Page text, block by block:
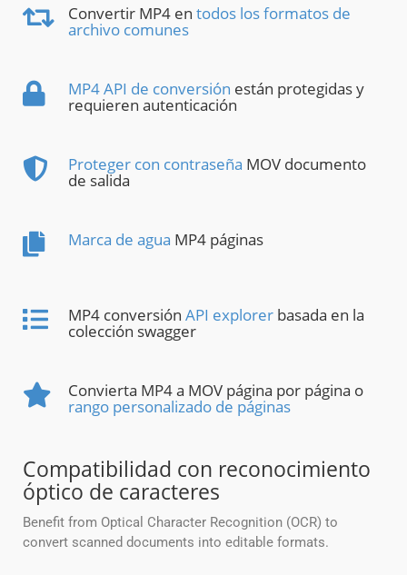
Convertir MP4 en todos los formatos de
archivo comunes
MP4 API de conversión están protegidas y
requieren autenticación
Proteger con contraseña MOV documento
de salida
Marca de agua MP4 páginas
MP4 conversión API explorer basada en la
colección swagger
Convierta MP4 a MOV página por página o
rango personalizado de páginas
Compatibilidad con reconocimiento
óptico de caracteres
Benefit from Optical Character Recognition (OCR) to
convert scanned documents into editable formats.